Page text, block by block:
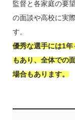
監督と各家庭の要
の面談や高校に実
す。
優秀な選手には1
もあり、全体での
場合もあります。